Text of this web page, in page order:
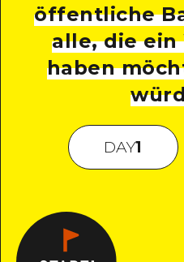
öffentliche
alle, die
haben
DAY1